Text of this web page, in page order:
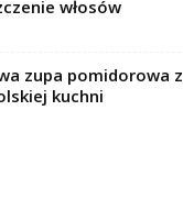
włosów
zupa pomidorowa z
kuchni